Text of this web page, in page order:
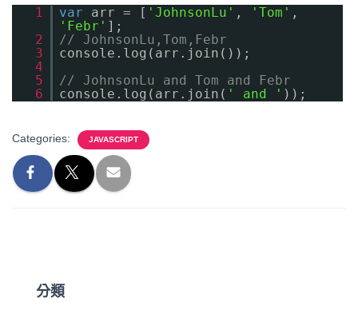
1 var arr = [ 'JohnsonLu' , 'Tom' ,
'Febr' ];
2
// JohnsonLu,Tom,Febr
3
console.log(arr.join());
4
5
// JohnsonLu and Tom and Febr
6
console.log(arr.join( ' and ' ));
Categories: JAVASCRIPT
分類